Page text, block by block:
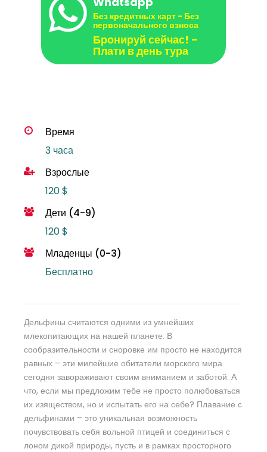
Без кредитных карт - Без
первоначального взноса
Бронируй сейчас! -
Плати в день тура
Время
3 часа
Взрослые
120 $
Дети (4-9)
120 $
Младенцы (0-3)
Бесплатно
Дельфины считаются одними из умнейших
млекопитающих на нашей планете. В
сообразительности и сноровке им просто не находится
равных – эти милейшие обитатели морского мира
сегодня завораживают своим вниманием и заботой. А
что, если мы предложим тебе не просто полюбоваться
их изяществом, но и испытать его на себе? Плавание с
дельфинами – это уникальная возможность
почувствовать себя вольной птицей и соединиться с
лоном дикой природы, пусть и в рамках просторного